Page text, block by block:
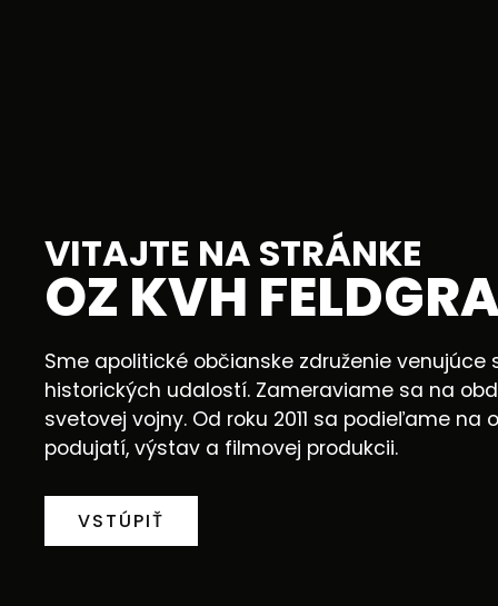
VITAJTE NA STRÁNKE
OZ KVH
Sme apolitické občianske združenie
historických udalostí. Zameraviame sa na
svetovej vojny. Od roku 2011 sa podieľame
podujatí, výstav a filmovej produkcii.
VSTÚPIŤ